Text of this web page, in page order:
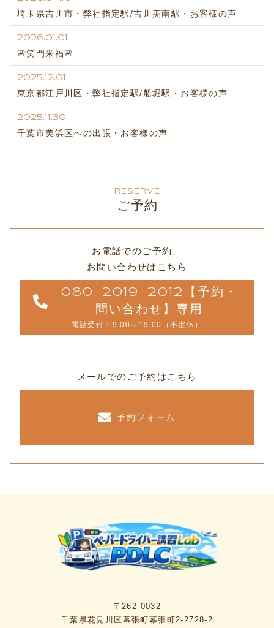
埼玉県吉川市・弊社指定駅/吉川美南駅・お客様の声
2026.01.01
🌸笑門来福🌸
2025.12.01
東京都江戸川区・弊社指定駅/船堀駅・お客様の声
2025.11.30
千葉市美浜区への出張・お客様の声
RESERVE
ご予約
お電話でのご予約、
お問い合わせはこちら
080-2019-2012【予約・
問い合わせ】専用
電話受付：9:00～19:00（不定休）
メールでのご予約はこちら
予約フォーム
〒262-0032
千葉県花見川区幕張町幕張町2-2728-2